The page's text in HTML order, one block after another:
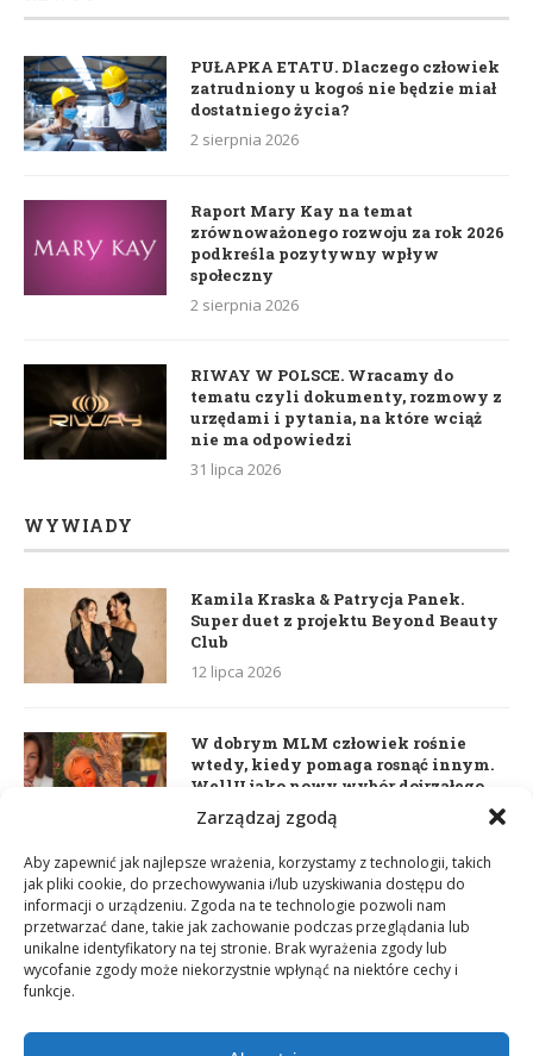
Zarządzaj zgodą
Aby zapewnić jak najlepsze wrażenia, korzystamy z technologii, takich
jak pliki cookie, do przechowywania i/lub uzyskiwania dostępu do
informacji o urządzeniu. Zgoda na te technologie pozwoli nam
przetwarzać dane, takie jak zachowanie podczas przeglądania lub
unikalne identyfikatory na tej stronie. Brak wyrażenia zgody lub
wycofanie zgody może niekorzystnie wpłynąć na niektóre cechy i
funkcje.
PUŁAPKA ETATU. Dlaczego człowiek
zatrudniony u kogoś nie będzie miał
dostatniego życia?
2 sierpnia 2026
Raport Mary Kay na temat
zrównoważonego rozwoju za rok 2026
podkreśla pozytywny wpływ
społeczny
2 sierpnia 2026
RIWAY W POLSCE. Wracamy do
tematu czyli dokumenty, rozmowy z
urzędami i pytania, na które wciąż
nie ma odpowiedzi
31 lipca 2026
WYWIADY
Kamila Kraska & Patrycja Panek.
Super duet z projektu Beyond Beauty
Club
12 lipca 2026
W dobrym MLM człowiek rośnie
wtedy, kiedy pomaga rosnąć innym.
WellU jako nowy wybór dojrzałego
lidera
Daria Dudzik. Kocham Cię
17 kwietnia 2026